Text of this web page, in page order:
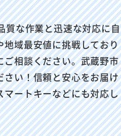
質な作業と迅速な対応に自
域最安値に挑戦しており
相談ください。武蔵野市
い！信頼と安心をお届け
ートキーなどにも対応し